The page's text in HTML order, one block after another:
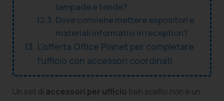
lampade e tende?
Dove conviene mettere espositori e
materiali informativi in reception?
L’offerta Office Planet per completare
l’ufficio con accessori coordinati
Un set di accessori per ufficio ben scelto non è un